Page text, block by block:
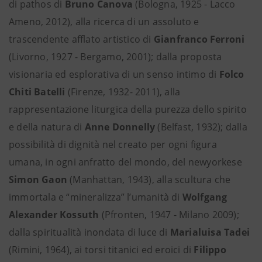
di pathos di Bruno Canova (Bologna, 1925 - Lacco
Ameno, 2012), alla ricerca di un assoluto e
trascendente afflato artistico di Gianfranco Ferroni
(Livorno, 1927 - Bergamo, 2001); dalla proposta
visionaria ed esplorativa di un senso intimo di Folco
Chiti Batelli (Firenze, 1932- 2011), alla
rappresentazione liturgica della purezza dello spirito
e della natura di Anne Donnelly (Belfast, 1932); dalla
possibilità di dignità nel creato per ogni figura
umana, in ogni anfratto del mondo, del newyorkese
Simon Gaon (Manhattan, 1943), alla scultura che
immortala e “mineralizza” l’umanità di Wolfgang
Alexander Kossuth (Pfronten, 1947 - Milano 2009);
dalla spiritualità inondata di luce di Marialuisa Tadei
(Rimini, 1964), ai torsi titanici ed eroici di Filippo